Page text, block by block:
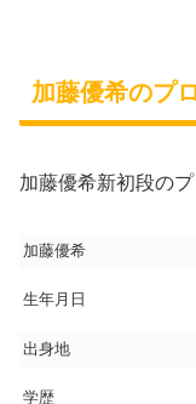
加藤優希のプ
加藤優希新初段の
加藤優希
生年月日
出身地
学歴